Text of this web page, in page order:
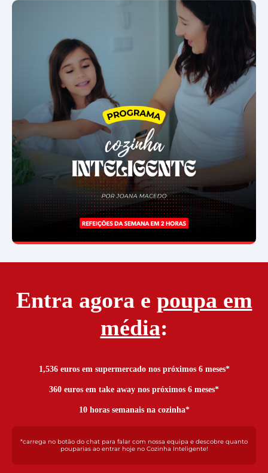
Entra agora e poupa em
média:
1,536 euros em supermercado nos próximos 6 meses*
360 euros em take away nos próximos 6 meses*
10 horas semanais na cozinha*
*carrega no botão do chat para falar com nossa equipa e descobre quanto
pouparias ao entrar hoje no Cozinha Inteligente!